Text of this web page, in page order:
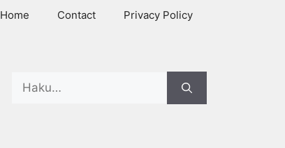
Home Contact Privacy Policy
Search